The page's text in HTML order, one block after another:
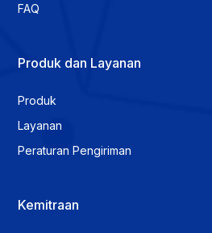
FAQ
Produk dan Layanan
Produk
Layanan
Peraturan Pengiriman
Kemitraan